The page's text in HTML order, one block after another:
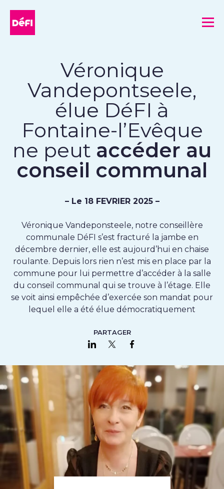
Véronique
Vandepontseele,
élue DéFI à
Fontaine-l’Evêque
ne peut accéder au
conseil communal
– Le 18 FEVRIER 2025 –
Véronique Vandeponsteele, notre conseillère
communale DéFI s’est fracturé la jambe en
décembre dernier, elle est aujourd’hui en chaise
roulante. Depuis lors rien n’est mis en place par la
commune pour lui permettre d’accéder à la salle
du conseil communal qui se trouve à l’étage. Elle
se voit ainsi empêchée d’exercée son mandat pour
lequel elle a été élue démocratiquement
PARTAGER
Partager sur LinkedIn
Partager sur Twitter